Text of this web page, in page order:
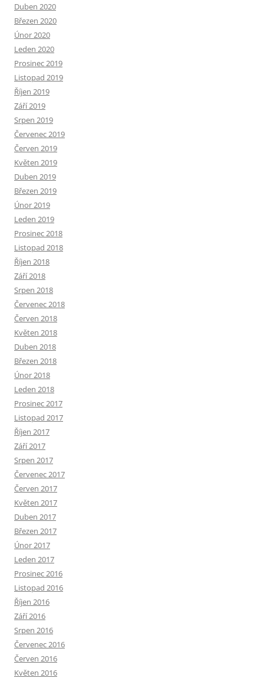
Duben 2020
Březen 2020
Únor 2020
Leden 2020
Prosinec 2019
Listopad 2019
Říjen 2019
Září 2019
Srpen 2019
Červenec 2019
Červen 2019
Květen 2019
Duben 2019
Březen 2019
Únor 2019
Leden 2019
Prosinec 2018
Listopad 2018
Říjen 2018
Září 2018
Srpen 2018
Červenec 2018
Červen 2018
Květen 2018
Duben 2018
Březen 2018
Únor 2018
Leden 2018
Prosinec 2017
Listopad 2017
Říjen 2017
Září 2017
Srpen 2017
Červenec 2017
Červen 2017
Květen 2017
Duben 2017
Březen 2017
Únor 2017
Leden 2017
Prosinec 2016
Listopad 2016
Říjen 2016
Září 2016
Srpen 2016
Červenec 2016
Červen 2016
Květen 2016